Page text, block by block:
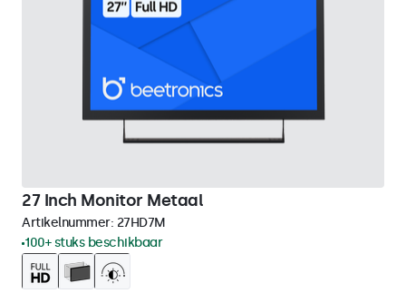
27 Inch Monitor Metaal
Artikelnummer: 27HD7M
100+ stuks beschikbaar